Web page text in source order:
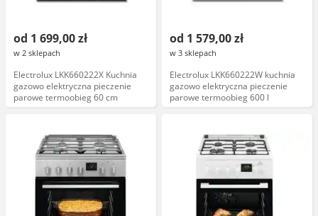
od 1 699,00 zł
w 2 sklepach
Electrolux LKK660222X Kuchnia
gazowo elektryczna pieczenie
parowe termoobieg 60 cm
od 1 579,00 zł
w 3 sklepach
Electrolux LKK660222W kuchnia
gazowo elektryczna pieczenie
parowe termoobieg 600 l